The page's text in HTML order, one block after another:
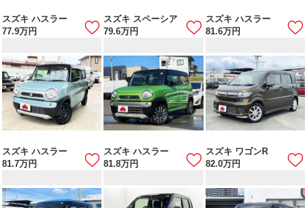
スズキ ハスラー
77.9万円
スズキ スペーシア
79.6万円
スズキ ハスラー
81.6万円
スズキ ハスラー
81.7万円
スズキ ハスラー
81.8万円
スズキ ワゴンR
82.0万円